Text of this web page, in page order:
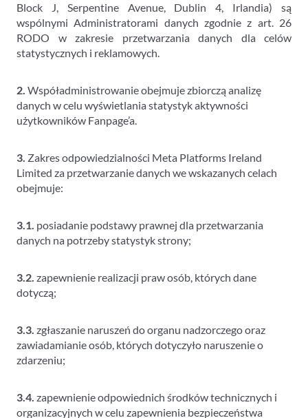
Block J, Serpentine Avenue, Dublin 4, Irlandia) są
wspólnymi Administratorami danych zgodnie z art. 26
RODO w zakresie przetwarzania danych dla celów
statystycznych i reklamowych.
2. Współadministrowanie obejmuje zbiorczą analizę
danych w celu wyświetlania statystyk aktywności
użytkowników Fanpage’a.
3. Zakres odpowiedzialności Meta Platforms Ireland
Limited za przetwarzanie danych we wskazanych celach
obejmuje:
3.1. posiadanie podstawy prawnej dla przetwarzania
danych na potrzeby statystyk strony;
3.2. zapewnienie realizacji praw osób, których dane
dotyczą;
3.3. zgłaszanie naruszeń do organu nadzorczego oraz
zawiadamianie osób, których dotyczyło naruszenie o
zdarzeniu;
3.4. zapewnienie odpowiednich środków technicznych i
organizacyjnych w celu zapewnienia bezpieczeństwa